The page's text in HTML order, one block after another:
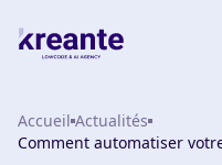
Services
Accueil Actualités
Comment automatiser